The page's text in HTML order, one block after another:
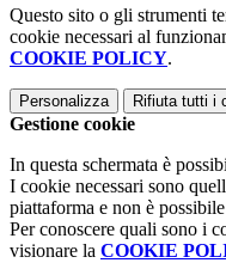
Questo sito o gli strumenti
cookie necessari al
COOKIE POLICY.
Personalizza Rifiuta tutti i
Gestione cookie
In questa schermata è
I cookie necessari sono
piattaforma e non è
Per conoscere quali sono i
visionare la COOKIE